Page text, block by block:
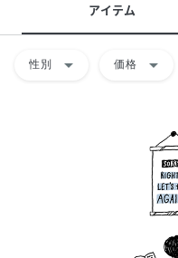
アイテム
性別 arrow_drop_down 価格 arrow_drop_down